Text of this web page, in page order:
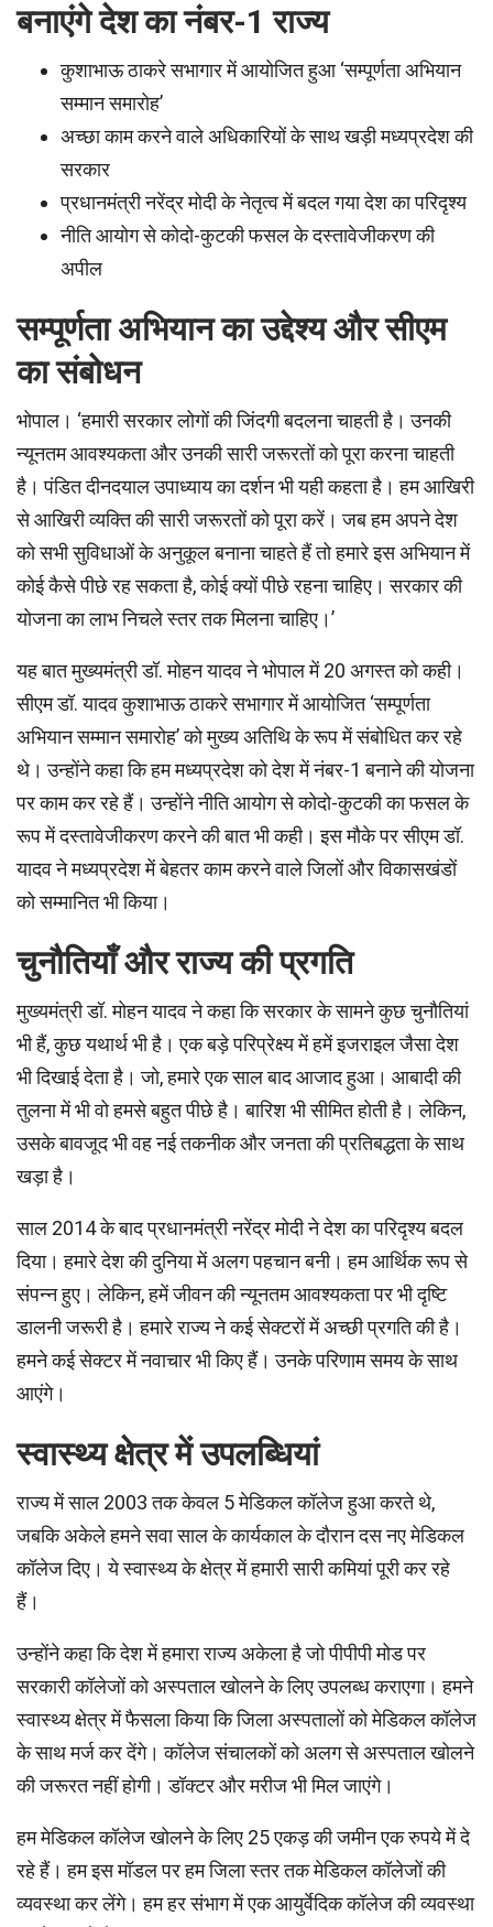
बनाएंगे देश का नंबर-1 राज्य
कुशाभाऊ ठाकरे सभागार में आयोजित हुआ ‘सम्पूर्णता अभियान
सम्मान समारोह’
अच्छा काम करने वाले अधिकारियों के साथ खड़ी मध्यप्रदेश की
सरकार
प्रधानमंत्री नरेंद्र मोदी के नेतृत्व में बदल गया देश का परिदृश्य
नीति आयोग से कोदो-कुटकी फसल के दस्तावेजीकरण की
अपील
सम्पूर्णता अभियान का उद्देश्य और सीएम
का संबोधन
भोपाल। ‘हमारी सरकार लोगों की जिंदगी बदलना चाहती है। उनकी
न्यूनतम आवश्यकता और उनकी सारी जरूरतों को पूरा करना चाहती
है। पंडित दीनदयाल उपाध्याय का दर्शन भी यही कहता है। हम आखिरी
से आखिरी व्यक्ति की सारी जरूरतों को पूरा करें। जब हम अपने देश
को सभी सुविधाओं के अनुकूल बनाना चाहते हैं तो हमारे इस अभियान में
कोई कैसे पीछे रह सकता है, कोई क्यों पीछे रहना चाहिए। सरकार की
योजना का लाभ निचले स्तर तक मिलना चाहिए।’
यह बात मुख्यमंत्री डॉ. मोहन यादव ने भोपाल में 20 अगस्त को कही।
सीएम डॉ. यादव कुशाभाऊ ठाकरे सभागार में आयोजित ‘सम्पूर्णता
अभियान सम्मान समारोह’ को मुख्य अतिथि के रूप में संबोधित कर रहे
थे। उन्होंने कहा कि हम मध्यप्रदेश को देश में नंबर-1 बनाने की योजना
पर काम कर रहे हैं। उन्होंने नीति आयोग से कोदो-कुटकी का फसल के
रूप में दस्तावेजीकरण करने की बात भी कही। इस मौके पर सीएम डॉ.
यादव ने मध्यप्रदेश में बेहतर काम करने वाले जिलों और विकासखंडों
को सम्मानित भी किया।
चुनौतियाँ और राज्य की प्रगति
मुख्यमंत्री डॉ. मोहन यादव ने कहा कि सरकार के सामने कुछ चुनौतियां
भी हैं, कुछ यथार्थ भी है। एक बड़े परिप्रेक्ष्य में हमें इजराइल जैसा देश
भी दिखाई देता है। जो, हमारे एक साल बाद आजाद हुआ। आबादी की
तुलना में भी वो हमसे बहुत पीछे है। बारिश भी सीमित होती है। लेकिन,
उसके बावजूद भी वह नई तकनीक और जनता की प्रतिबद्धता के साथ
खड़ा है।
साल 2014 के बाद प्रधानमंत्री नरेंद्र मोदी ने देश का परिदृश्य बदल
दिया। हमारे देश की दुनिया में अलग पहचान बनी। हम आर्थिक रूप से
संपन्न हुए। लेकिन, हमें जीवन की न्यूनतम आवश्यकता पर भी दृष्टि
डालनी जरूरी है। हमारे राज्य ने कई सेक्टरों में अच्छी प्रगति की है।
हमने कई सेक्टर में नवाचार भी किए हैं। उनके परिणाम समय के साथ
आएंगे।
स्वास्थ्य क्षेत्र में उपलब्धियां
राज्य में साल 2003 तक केवल 5 मेडिकल कॉलेज हुआ करते थे,
जबकि अकेले हमने सवा साल के कार्यकाल के दौरान दस नए मेडिकल
कॉलेज दिए। ये स्वास्थ्य के क्षेत्र में हमारी सारी कमियां पूरी कर रहे
हैं।
उन्होंने कहा कि देश में हमारा राज्य अकेला है जो पीपीपी मोड पर
सरकारी कॉलेजों को अस्पताल खोलने के लिए उपलब्ध कराएगा। हमने
स्वास्थ्य क्षेत्र में फैसला किया कि जिला अस्पतालों को मेडिकल कॉलेज
के साथ मर्ज कर देंगे। कॉलेज संचालकों को अलग से अस्पताल खोलने
की जरूरत नहीं होगी। डॉक्टर और मरीज भी मिल जाएंगे।
हम मेडिकल कॉलेज खोलने के लिए 25 एकड़ की जमीन एक रुपये में दे
रहे हैं। हम इस मॉडल पर हम जिला स्तर तक मेडिकल कॉलेजों की
व्यवस्था कर लेंगे। हम हर संभाग में एक आयुर्वेदिक कॉलेज की व्यवस्था